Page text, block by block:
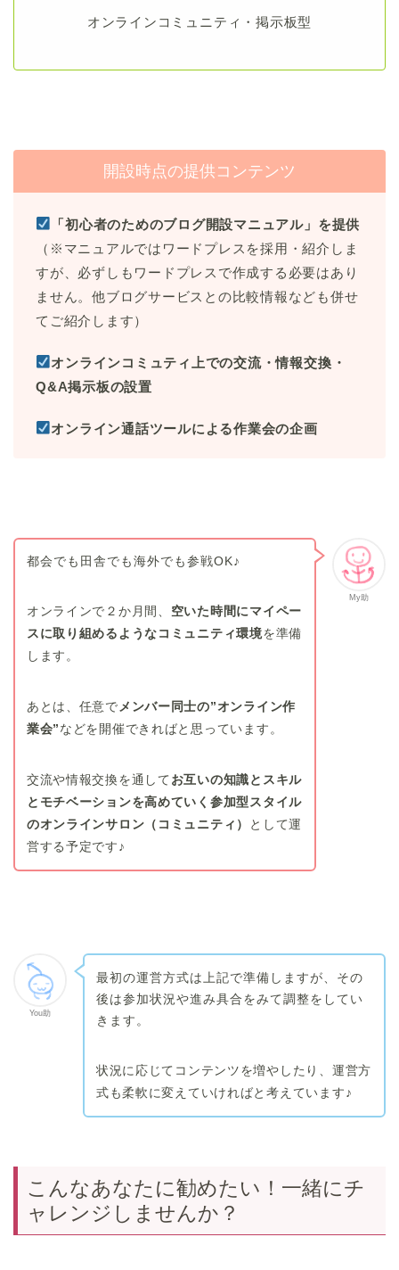
オンラインコミュニティ・掲示板型
開設時点の提供コンテンツ
「初心者のためのブログ開設マニュアル」を提供
（※マニュアルではワードプレスを採用・紹介しま
すが、必ずしもワードプレスで作成する必要はあり
ません。他ブログサービスとの比較情報なども併せ
てご紹介します）
オンラインコミュティ上での交流・情報交換・
Q&A掲示板の設置
オンライン通話ツールによる作業会の企画
My助
都会でも田舎でも海外でも参戦OK♪
オンラインで２か月間、 空いた時間にマイペー
スに取り組めるようなコミュニティ環境を準備
します。
あとは、任意でメンバー同士の”オンライン作
業会”などを開催できればと思っています。
交流や情報交換を通して お互いの知識とスキル
とモチベーションを高めていく参加型スタイル
のオンラインサロン（コミュニティ）
として運
営する予定です♪
You助
最初の運営方式は上記で準備しますが、その
後は参加状況や進み具合をみて調整をしてい
きます。
状況に応じてコンテンツを増やしたり、運営方
式も柔軟に変えていければと考えています♪
こんなあなたに勧めたい！一緒にチ
ャレンジしませんか？